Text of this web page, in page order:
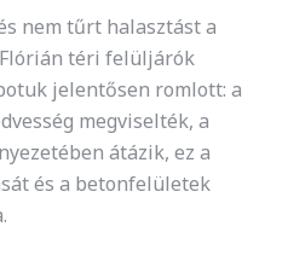
nem tűrt halasztást a
téri felüljárók
jelentősen romlott: a
megviselték, a
átázik, ez a
és a betonfelületek